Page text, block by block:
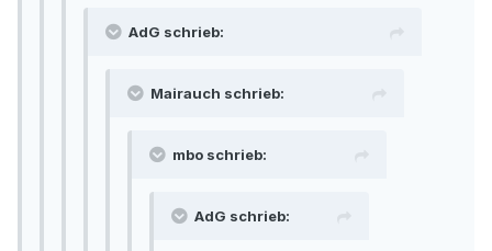
AdG schrieb:
Mairauch schrieb:
mbo schrieb:
AdG schrieb: